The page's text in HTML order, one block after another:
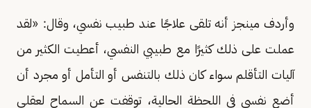
وأردف مينجز أنه تلقى علاجًا عند طبيب نفسي، وقال: «لقد
عملت على ذلك كثيرًا مع طبيبي النفسي، أعطيت الكثير من
آليات التأقلم سواء كان ذلك بالتنفس أو التأمل أو مجرد أن
أضع نفسي في اللحظة الحالية، توقفت عن السماح لعقلي